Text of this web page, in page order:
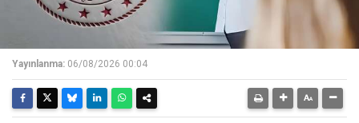
Yayınlanma: 06/08/2026 00:04